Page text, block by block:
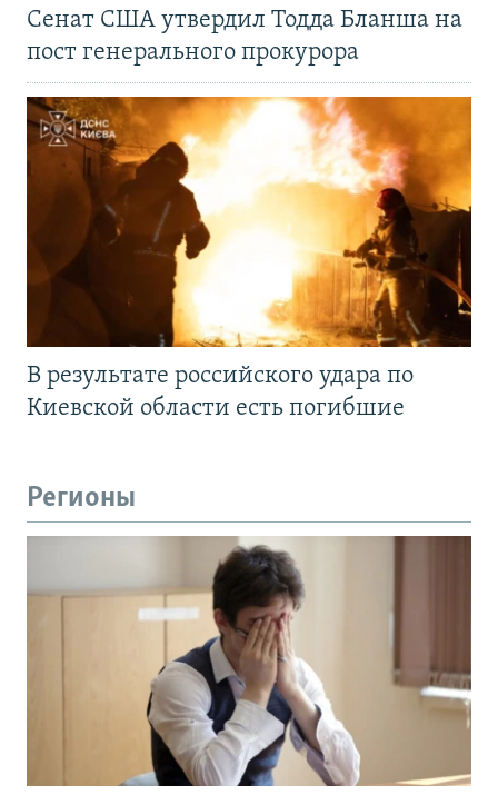
Сенат США утвердил Тодда Бланша на
пост генерального прокурора
В результате российского удара по
Киевской области есть погибшие
Регионы